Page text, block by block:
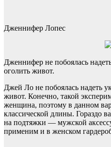
Дженнифер Лопес
Дженнифер не побоялась
оголить живот.
Джей Ло не побоялась надеть
живот. Конечно, такой
женщина, поэтому в данном
классической длины. Гораздо
на подтяжки — мужской
применим и в женском